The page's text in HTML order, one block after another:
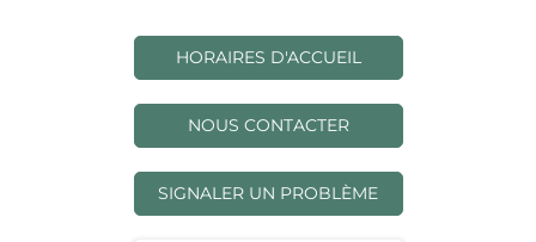
HORAIRES D'ACCUEIL
NOUS CONTACTER
SIGNALER UN PROBLÈME